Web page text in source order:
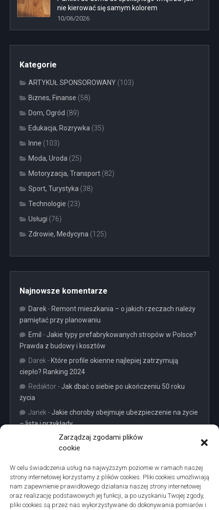
Zarządzaj zgodami plików
cookie
W celu świadczenia usług na najwyższym poziomie w ramach naszej
strony internetowej korzystamy z plików cookies. Pliki cookies umożliwiają
nam zapewnienie prawidłowego działania naszej strony internetowej
oraz realizację podstawowych jej funkcji, a po uzyskaniu Twojej zgody,
pliki cookies są przez nas wykorzystywane do dokonywania pomiarów i
nie kierować się samym kolorem
10/06/2026
Kategorie
ARTYKUŁ SPONSOROWANY (103)
Biznes, Finanse (58)
Dom, Ogród (89)
Edukacja, Rozrywka (35)
Inne (103)
Moda, Uroda (25)
Motoryzacja, Transport (82)
Sport, Turystyka (38)
Technologie (23)
Usługi (76)
Zdrowie, Medycyna (125)
Najnowsze komentarze
Darek- Remont mieszkania – o jakich rzeczach należy
pamiętać przy planowaniu
Emil - Jakie typy prefabrykowanych stropów w Polsce?
Prawda z budowy i kosztów
Darek - Które profile okienne najlepiej zatrzymują
ciepło? Ranking 2024
Redaktor- Jak dbać o siebie po ukończeniu 50 roku
życia
Janek - Jakie choroby obejmuje ubezpieczenie na życie
– lista i przykłady
Projekty domów Podkarpacie